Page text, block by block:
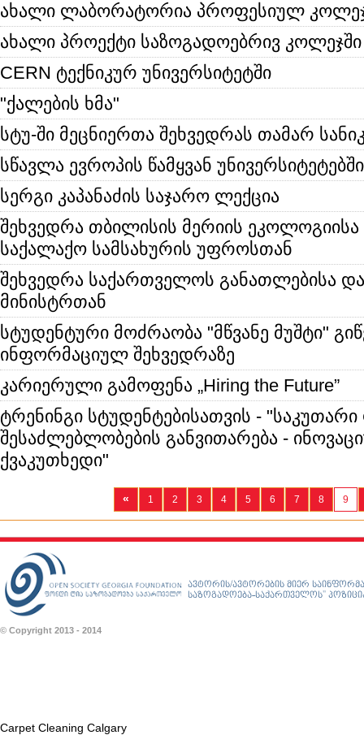
ახალი ლაბორატორია პროფესიულ
ახალი პროექტი საზოგადოებრივ კოლეჯში
CERN ტექნიკურ უნივერსიტეტში
"ქალების ხმა"
სტუ-ში მეცნიერთა შეხვედრას თამარ
სწავლა ევროპის წამყვან უნივერსიტეტებში
სერგი კაპანაძის საჯარო ლექცია
შეხვედრა თბილისის მერიის ეკოლოგიისა
საქალაქო სამსახურის უფროსთან
შეხვედრა საქართველოს განათლებისა და
მინისტრთან
სტუდენტური მოძრაობა "მწვანე მუშტი"
ინფორმაციულ შეხვედრაზე
კარიერული გამოფენა „Hiring the Future”
ტრენინგი სტუდენტებისათვის -
შესაძლებლობების განვითარება -
ქვაკუთხედი"
« 1 2 3 4 5 6 7 8 9
ავტორის/ავტორების მიერ
საზოგადოება-საქართველოს”
© Copyright 2013 - 2014
Carpet Cleaning Calgary